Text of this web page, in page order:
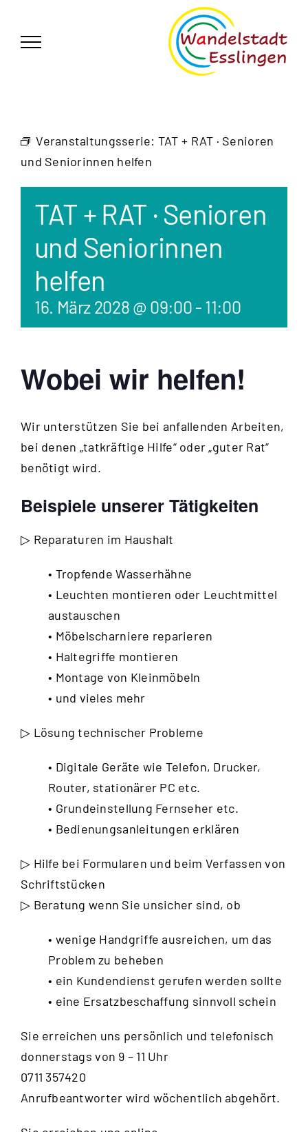
springen
Veranstaltungsserie: TAT + RAT · Senioren
und Seniorinnen helfen
TAT + RAT · Senioren
und Seniorinnen
helfen
16. März 2028 @ 09:00 - 11:00
Wobei wir helfen!
Wir unterstützen Sie bei anfallenden Arbeiten,
bei denen „tatkräftige Hilfe“ oder „guter Rat“
benötigt wird.
Beispiele unserer Tätigkeiten
▷ Reparaturen im Haushalt
• Tropfende Wasserhähne
• Leuchten montieren oder Leuchtmittel
austauschen
• Möbelscharniere reparieren
• Haltegriffe montieren
• Montage von Kleinmöbeln
• und vieles mehr
▷ Lösung technischer Probleme
• Digitale Geräte wie Telefon, Drucker,
Router, stationärer PC etc.
• Grundeinstellung Fernseher etc.
• Bedienungsanleitungen erklären
▷ Hilfe bei Formularen und beim Verfassen von
Schriftstücken
▷ Beratung wenn Sie unsicher sind, ob
• wenige Handgriffe ausreichen, um das
Problem zu beheben
• ein Kundendienst gerufen werden sollte
• eine Ersatzbeschaffung sinnvoll schein
Sie erreichen uns persönlich und telefonisch
donnerstags von 9 – 11 Uhr
0711 357420
Anrufbeantworter wird wöchentlich abgehört.